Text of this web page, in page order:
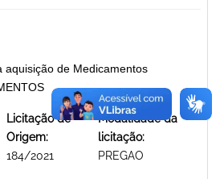
aquisição de Medicamentos
Licitação de
Origem:
184/2021
Modalidade da
licitação:
PREGAO